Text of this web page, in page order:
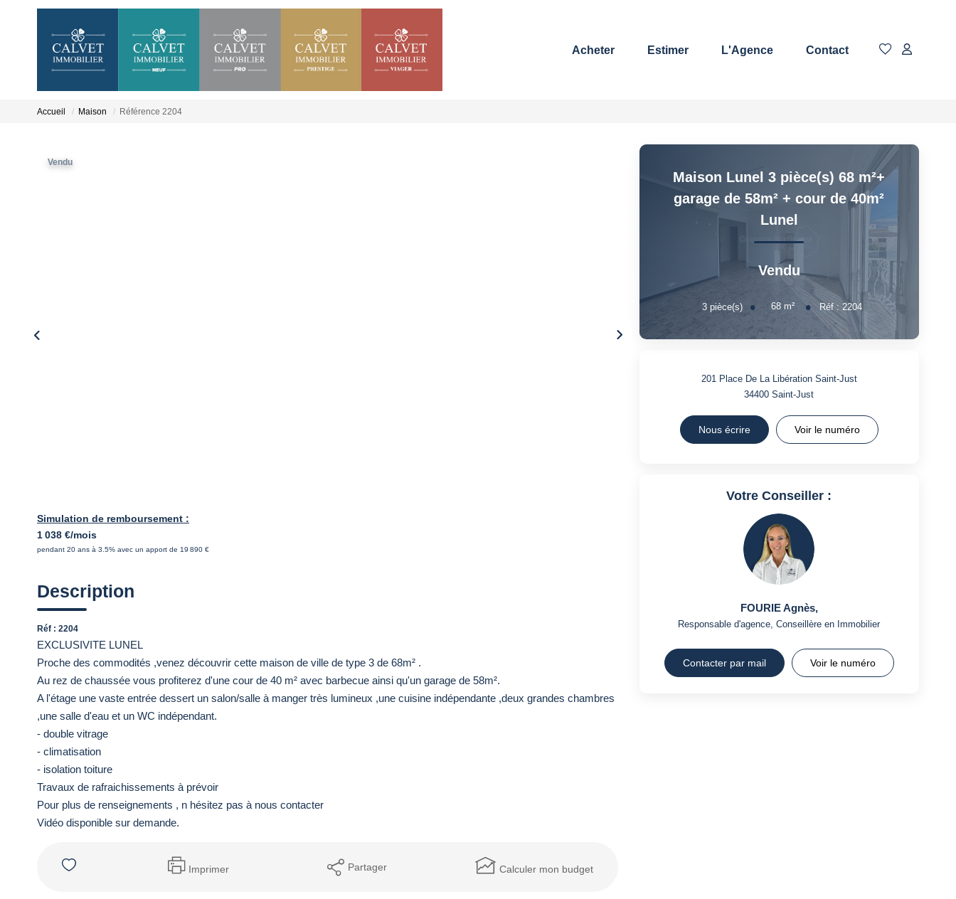
Acheter Estimer L'Agence Contact
Accueil Maison Référence 2204
Vendu
Simulation de remboursement :
1 038 €/mois
pendant 20 ans à 3.5% avec un apport de 19 890 €
Description
Réf : 2204
EXCLUSIVITE LUNEL
Proche des commodités ,venez découvrir cette maison de ville de type 3 de 68m² .
Au rez de chaussée vous profiterez d'une cour de 40 m² avec barbecue ainsi qu'un garage de 58m².
A l'étage une vaste entrée dessert un salon/salle à manger très lumineux ,une cuisine indépendante ,deux grandes chambres
,une salle d'eau et un WC indépendant.
- double vitrage
- climatisation
- isolation toiture
Travaux de rafraichissements à prévoir
Pour plus de renseignements , n hésitez pas à nous contacter
Vidéo disponible sur demande.
Imprimer Partager Calculer mon budget
Maison Lunel 3 pièce(s) 68 m²+
garage de 58m² + cour de 40m²
Lunel
Vendu
3 pièce(s) 68 m² Réf : 2204
201 Place De La Libération Saint-Just
34400Saint-Just
Nous écrire Voir le numéro
Votre Conseiller :
FOURIE Agnès,
Responsable d'agence, Conseillère en Immobilier
Contacter par mail Voir le numéro